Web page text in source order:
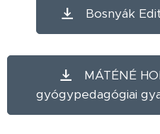
Bosnyák
MÁTÉNÉ
gyógypedagógiai